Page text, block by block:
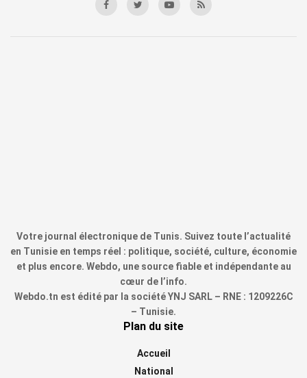
Votre journal électronique de Tunis. Suivez toute l’actualité
en Tunisie en temps réel : politique, société, culture, économie
et plus encore. Webdo, une source fiable et indépendante au
cœur de l’info.
Webdo.tn est édité par la société YNJ SARL – RNE : 1209226C
– Tunisie.
Plan du site
Accueil
National